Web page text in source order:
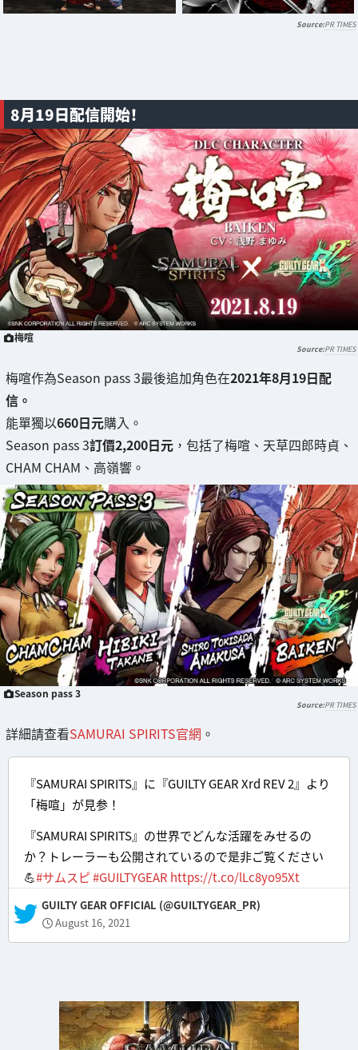
PR TIMES
8月19日配信開始！
梅喧
PR TIMES
梅喧作為Season pass 3最後追加角色在2021年8月19日配
信。
能單獨以660日元購入。
Season pass 3訂價2,200日元 ，包括了梅喧、天草四郎時貞、
CHAM CHAM、高嶺響。
Season pass 3
PR TIMES
詳細請查看SAMURAI SPIRITS官網 。
『SAMURAI SPIRITS』に『GUILTY GEAR Xrd REV 2』より
「梅喧」が見参！
『SAMURAI SPIRITS』の世界でどんな活躍をみせるの
か？トレーラーも公開されているので是非ご覧ください
💪#サムスピ#GUILTYGEAR https://t.co/lLc8yo95Xt
— GUILTY GEAR OFFICIAL (@GUILTYGEAR_PR)
August 16, 2021